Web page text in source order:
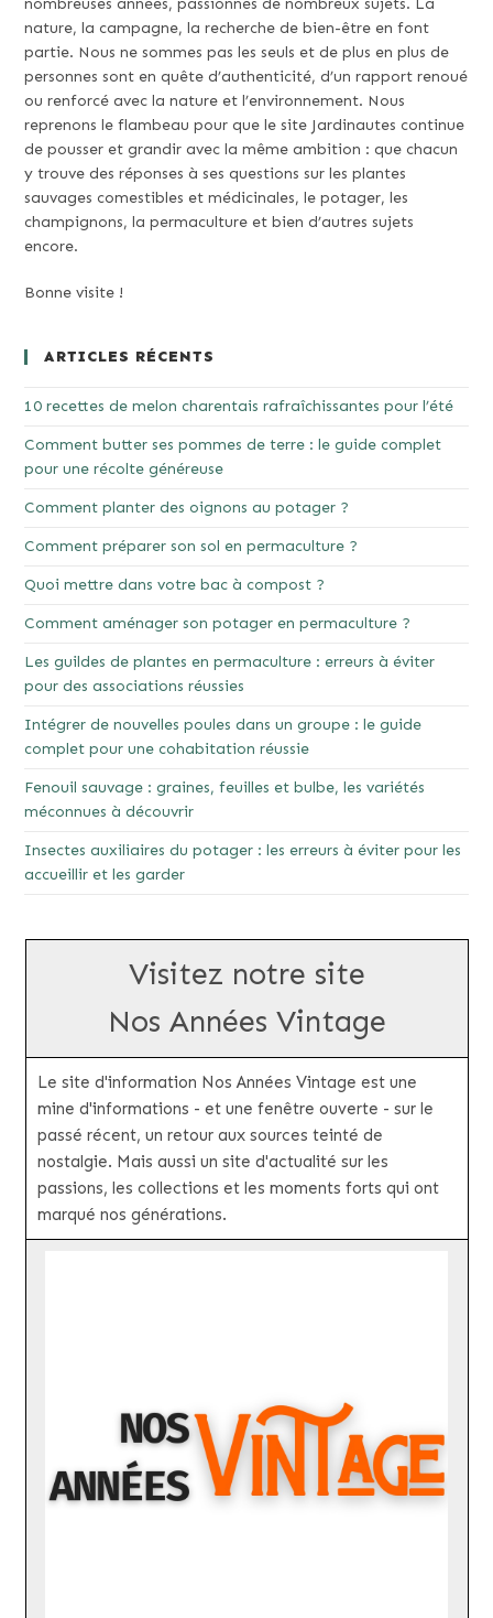
nature, la campagne, la recherche de bien-être en font
partie. Nous ne sommes pas les seuls et de plus en plus de
personnes sont en quête d’authenticité, d’un rapport renoué
ou renforcé avec la nature et l’environnement. Nous
reprenons le flambeau pour que le site Jardinautes continue
de pousser et grandir avec la même ambition : que chacun
y trouve des réponses à ses questions sur les plantes
sauvages comestibles et médicinales, le potager, les
champignons, la permaculture et bien d’autres sujets
encore.
Bonne visite !
ARTICLES RÉCENTS
10 recettes de melon charentais rafraîchissantes pour l’été
Comment butter ses pommes de terre : le guide complet
pour une récolte généreuse
Comment planter des oignons au potager ?
Comment préparer son sol en permaculture ?
Quoi mettre dans votre bac à compost ?
Comment aménager son potager en permaculture ?
Les guildes de plantes en permaculture : erreurs à éviter
pour des associations réussies
Intégrer de nouvelles poules dans un groupe : le guide
complet pour une cohabitation réussie
Fenouil sauvage : graines, feuilles et bulbe, les variétés
méconnues à découvrir
Insectes auxiliaires du potager : les erreurs à éviter pour les
accueillir et les garder
Visitez notre site
Nos Années Vintage
Le site d'information Nos Années Vintage est une
mine d'informations - et une fenêtre ouverte - sur le
passé récent, un retour aux sources teinté de
nostalgie. Mais aussi un site d'actualité sur les
passions, les collections et les moments forts qui ont
marqué nos générations.